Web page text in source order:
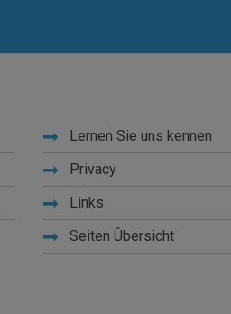
Lernen Sie uns kennen
Privacy
Links
Seiten Ûbersicht